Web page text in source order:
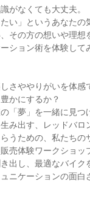
がなくても大丈夫。
い」というあなたの
その方の想いや理想
ション術を体験して
さややりがいを体感
かにするか？
「夢」を一緒に見つ
み出す、レッドバロ
うための、私たちの
売体験ワークショッ
出し、最適なバイク
ニケーションの面白